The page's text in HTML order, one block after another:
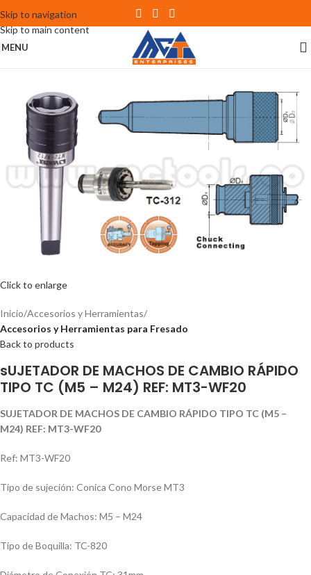
Skip to navigation
Skip to main content
MENU
Click to enlarge
Inicio Accesorios y Herramientas
Accesorios y Herramientas para Fresado
Back to products
sUJETADOR DE MACHOS DE CAMBIO RÁPIDO
TIPO TC (M5 – M24) REF: MT3-WF20
SUJETADOR DE MACHOS DE CAMBIO RÁPIDO TIPO TC (M5 –
M24) REF: MT3-WF20
Ref: MT3-WF20
Tipo de sujeción: Conica Cono Morse MT3
Capacidad de Machos: M5 – M24
Tipo de Boquilla: TC-820